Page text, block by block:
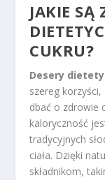
JAKIE SĄ
CUKRU?
Desery
szereg
dbać o zdrowie
kaloryczność
tradycyjnych
ciała. Dzięki
składnikom,